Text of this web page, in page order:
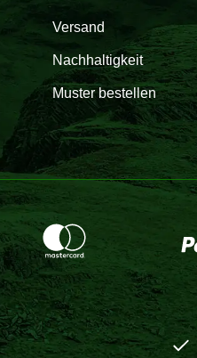
Versand
Nachhaltigkeit
Muster bestellen